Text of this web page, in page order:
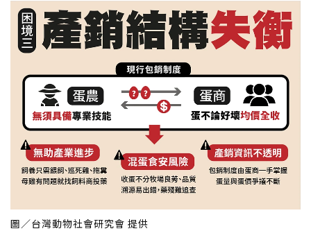
圖／台灣動物社會研究會 提供